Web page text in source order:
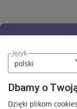
język
Dbamy o
Dzięki plikom